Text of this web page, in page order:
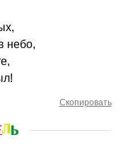
небо,
Скопировать